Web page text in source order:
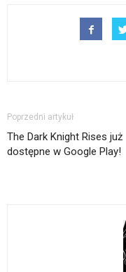
Poprzedni artykuł
The Dark Knight Rises już
dostępne w Google Play!